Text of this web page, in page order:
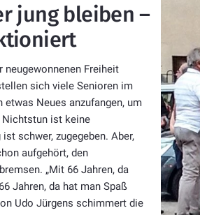
jung bleiben –
Freiheit
sich viele Senioren im
etwas Neues anzufangen, um
Nichtstun ist keine
schwer, zugegeben. Aber,
aufgehört, den
„Mit 66 Jahren, da
Jahren, da hat man Spaß
Udo Jürgens schimmert die